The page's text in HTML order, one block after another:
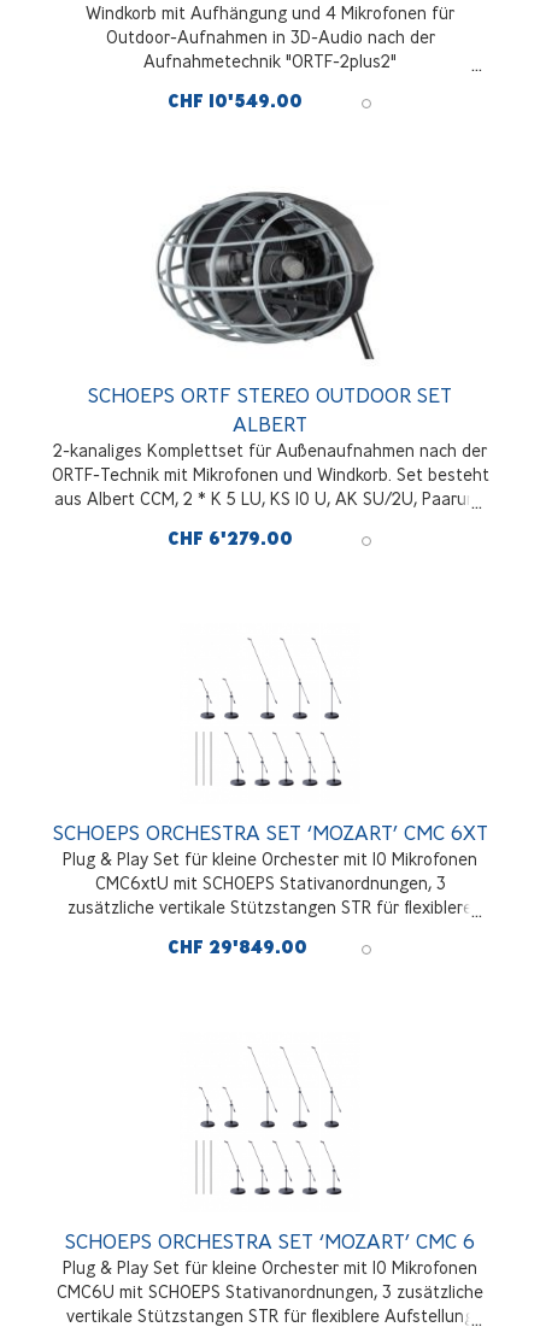
Windkorb mit Aufhängung und 4 Mikrofonen für
Outdoor-Aufnahmen in 3D-Audio nach der
Aufnahmetechnik "ORTF-2plus2"
CHF 10'549.00
SCHOEPS ORTF STEREO OUTDOOR SET
ALBERT
2-kanaliges Komplettset für Außenaufnahmen nach der
ORTF-Technik mit Mikrofonen und Windkorb. Set besteht
aus Albert CCM, 2 * K 5 LU, KS 10 U, AK SU/2U, Paarung
CHF 6'279.00
SCHOEPS ORCHESTRA SET ‘MOZART’ CMC 6XT
Plug & Play Set für kleine Orchester mit 10 Mikrofonen
CMC6xtU mit SCHOEPS Stativanordnungen, 3
zusätzliche vertikale Stützstangen STR für flexiblere
CHF 29'849.00
SCHOEPS ORCHESTRA SET ‘MOZART’ CMC 6
Plug & Play Set für kleine Orchester mit 10 Mikrofonen
CMC6U mit SCHOEPS Stativanordnungen, 3 zusätzliche
vertikale Stützstangen STR für flexiblere Aufstellung